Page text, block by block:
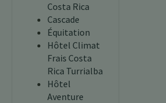
Costa Rica
Cascade
Équitation
Hôtel Climat
Frais Costa
Rica Turrialba
Hôtel
Aventure